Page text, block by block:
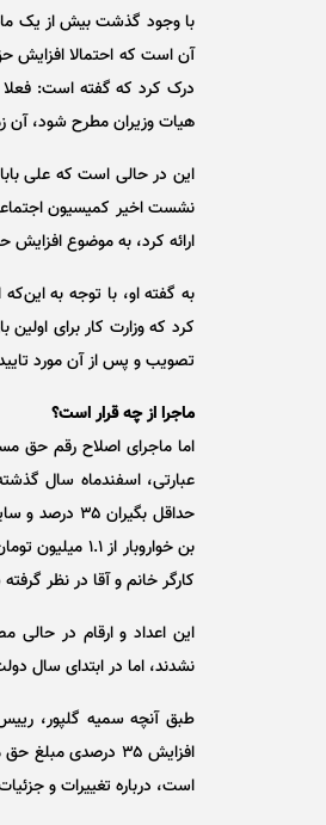
آن است که احتمالا افزایش
درک کرد که گفته است: فعلا
هیات وزیران مطرح شود، آن
این در حالی است که علی
نشست اخیر کمیسیون
ارائه کرد، به موضوع
به گفته او، با توجه به
کرد که وزارت کار برای
تصویب و پس از آن مورد تایید
ماجرا از چه قرار است؟
کارگر خانم و آقا در نظر
این اعداد و ارقام در
نشدند، اما در ابتدای سال
طبق آنچه سمیه گلپور،
افزایش ۳۵ درصدی
است، درباره تغییرات و